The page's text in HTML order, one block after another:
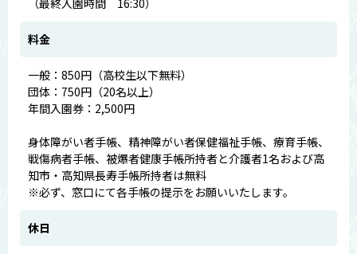
料金
一般：850円（高校生以下無料）
団体：750円（20名以上）
年間入園券：2,500円
身体障がい者手帳、精神障がい者保健福祉手帳、療育手帳、
戦傷病者手帳、被爆者健康手帳所持者と介護者1名および高
知市・高知県長寿手帳所持者は無料
※必ず、窓口にて各手帳の提示をお願いいたします。
休日